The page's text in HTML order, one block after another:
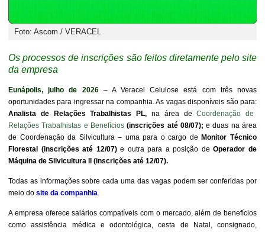
Foto: Ascom / VERACEL
Os processos de inscrições são feitos diretamente pelo site
da empresa
Eunápolis, julho de 2026 – A Veracel Celulose está com três novas
oportunidades para ingressar na companhia. As vagas disponíveis são para:
Analista de Relações Trabalhistas PL, na área de Coordenação de
Relações Trabalhistas e Benefícios(inscrições até 08/07);e duas na área
de Coordenação da Silvicultura – uma para o cargo de Monitor Técnico
Florestal (inscrições até 12/07)e outra para a posição de Operador de
Máquina de Silvicultura ll (inscrições até 12/07).
Todas as informações sobre cada uma das vagas podem ser conferidas por
meio do site da companhia.
A empresa oferece salários compatíveis com o mercado, além de benefícios
como assistência médica e odontológica, cesta de Natal, consignado,